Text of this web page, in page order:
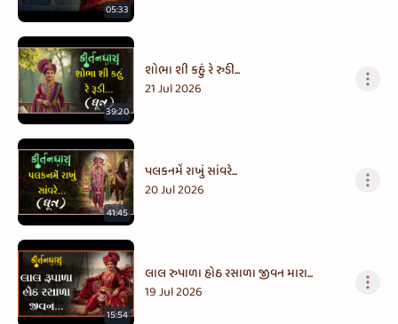
05:33
39:20
શોભા શી કહું રે રુડી...
21 Jul 2026
41:45
પલકનમેં રાખું સાંવરે...
20 Jul 2026
15:54
લાલ રુપાળા હોઠ રસાળા જીવન મારા...
19 Jul 2026